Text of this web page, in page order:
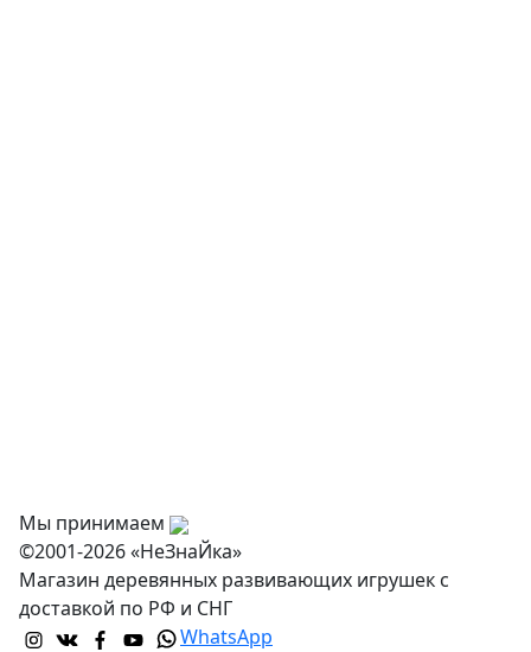
Мы принимаем
©2001-2026 «НеЗнаЙка»
Магазин деревянных развивающих игрушек с
доставкой по РФ и СНГ
WhatsApp